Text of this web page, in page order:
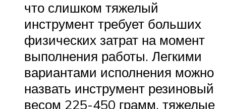
что слишком тяжелый
инструмент требует больших
физических затрат на момент
выполнения работы. Легкими
вариантами исполнения можно
назвать инструмент резиновый
весом 225-450 грамм, тяжелые